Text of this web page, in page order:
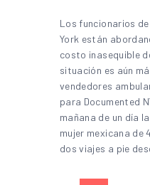
Los funcionarios
York están
costo inasequible
situación es aún
vendedores
para Documented
mañana de un día
mujer mexicana de
dos viajes a pie